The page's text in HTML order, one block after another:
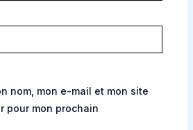
nom, mon e-mail et mon site
pour mon prochain